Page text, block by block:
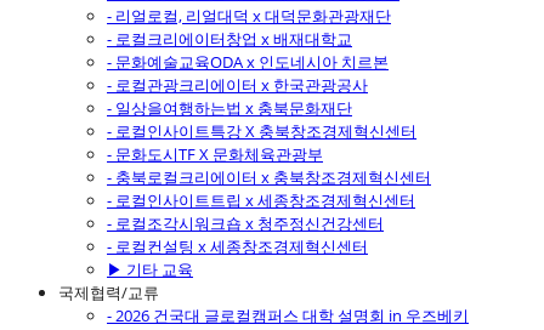
- 리얼로컬, 리얼대덕 x 대덕문화관광재단
- 로컬크리에이터창업 x 배재대학교
- 문화예술교육ODA x 인도네시아 치르본
- 로컬관광크리에이터 x 한국관광공사
- 일상을여행하는법 x 충북문화재단
- 로컬인사이트특강 X 충북창조경제혁신센터
- 문화도시TF X 문화체육관광부
- 충북로컬크리에이터 x 충북창조경제혁신센터
- 로컬인사이트트립 x 세종창조경제혁신센터
- 로컬조각시워크숍 x 청주정신건강센터
- 로컬컨설팅 x 세종창조경제혁신센터
▶ 기타 교육
국제협력/교류
- 2026 건국대 글로컬캠퍼스 대학 설명회 in 우즈베키